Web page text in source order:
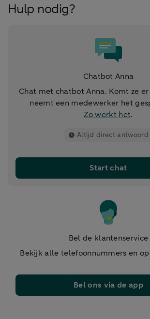
Hulp nodig?
Chatbot Anna
Chat met chatbot Anna. Komt ze
neemt een medewerker het
Zo werkt het.
Altijd direct antwoord
Start chat
Bel de klantenservice
Bekijk alle telefoonnummers en
Bel ons via de app